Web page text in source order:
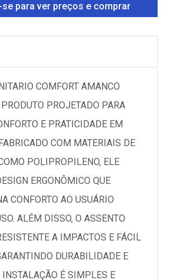
para ver preços e comprar
COMFORT AMANCO
PROJETADO PARA
E PRATICIDADE EM
COM MATERIAIS DE
POLIPROPILENO, ELE
ERGONÔMICO QUE
CONFORTO AO USUÁRIO
ALÉM DISSO, O ASSENTO
A IMPACTOS E FÁCIL
DURABILIDADE E
INSTALAÇÃO É SIMPLES E